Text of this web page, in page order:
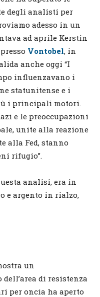
degli analisti per
adesso in un
ad aprile Kerstin
Vontobel, in
anche oggi “I
influenzavano i
statunitense e i
i principali motori.
e le preoccupazioni
unite alla reazione
alla Fed, stanno
rifugio”.
analisi, era in
e argento in rialzo,
un
di resistenza
per oncia ha aperto